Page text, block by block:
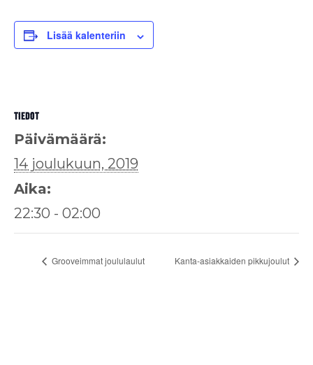
Lisää kalenteriin
TIEDOT
Päivämäärä:
14 joulukuun, 2019
Aika:
22:30 - 02:00
Grooveimmat joululaulut Kanta-asiakkaiden pikkujoulut